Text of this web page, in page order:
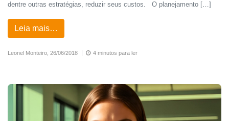
dentre outras estratégias, reduzir seus custos. O planejamento […]
Leia mais…
Leonel Monteiro, 26/06/2018 4 minutos para ler